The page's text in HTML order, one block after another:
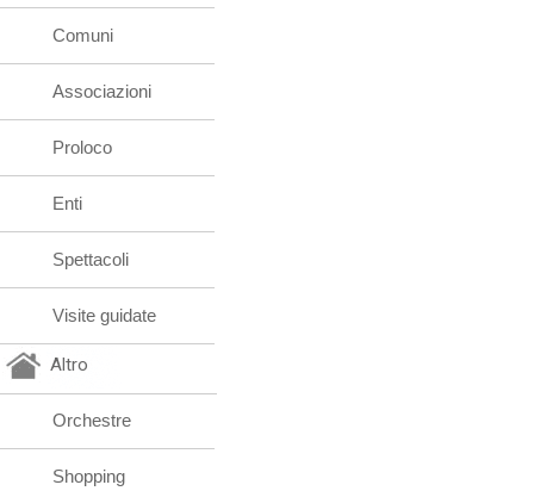
Comuni
Associazioni
Proloco
Enti
Spettacoli
Visite guidate
Altro
Orchestre
Shopping